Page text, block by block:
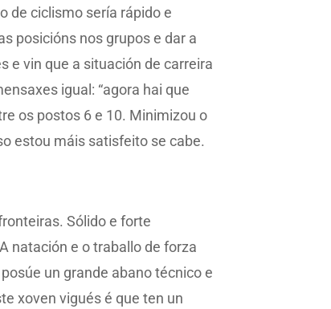
de ciclismo sería rápido e
posicións nos grupos e dar a
e vin que a situación de carreira
igual: “agora hai que
os postos 6 e 10. Minimizou o
estou máis satisfeito se cabe.
Sólido e forte
natación e o traballo de forza
un grande abano técnico e
xoven vigués é que ten un